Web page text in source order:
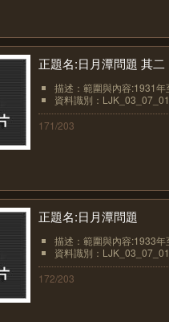
正題名:日月潭問題 其二
描述：範圍與內容:1931
資料識別：
171/203
正題名:日月潭問題
描述：範圍與內容:1933
資料識別：
172/203